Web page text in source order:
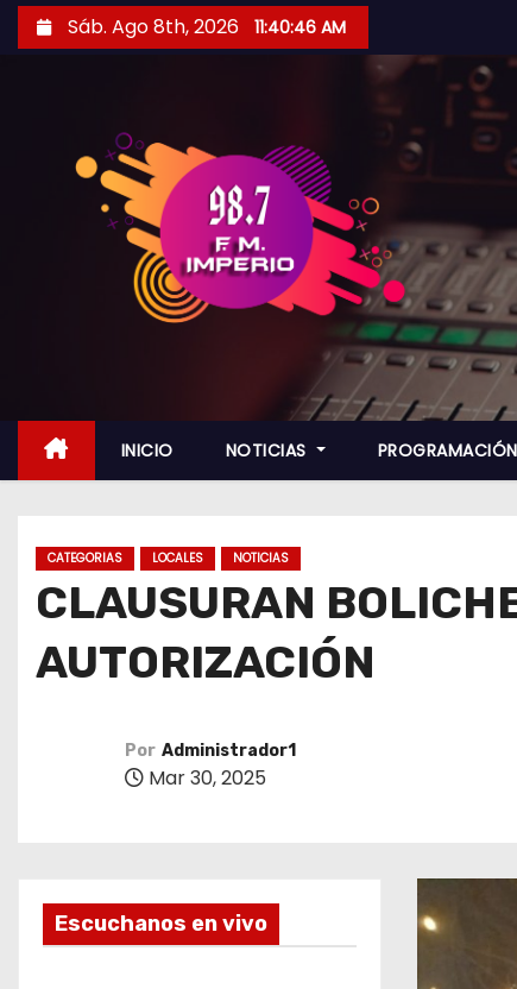
i
Sáb. Ago 8th, 2026 11:40:48 AM
INICIO NOTICIAS PROGRAMACIÓN
CATEGORIAS LOCALES NOTICIAS
CLAUSURAN
AUTORIZACIÓN
Por Administrador1
Mar 30, 2025
Escuchanos en vivo